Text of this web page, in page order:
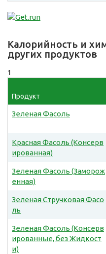
Калорийность и
других продуктов
1
Продукт
Зеленая Фасоль
Красная Фасоль (Консерв
ированная)
Зеленая Фасоль (Заморож
енная)
Зеленая Стручковая Фасо
ль
Зеленая Фасоль (Консерв
ированные, без Жидкост
и)